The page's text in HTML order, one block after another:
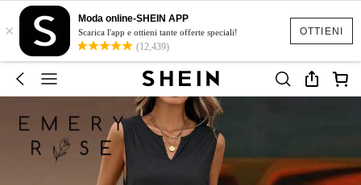
OTTIENI
×
Moda online-SHEIN APP
Scarica l'app e ottieni tante offerte speciali!
(12,439)